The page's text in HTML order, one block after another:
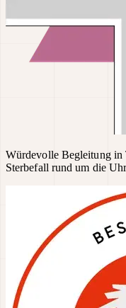
Würdevolle Begleitung in
Sterbefall rund um die